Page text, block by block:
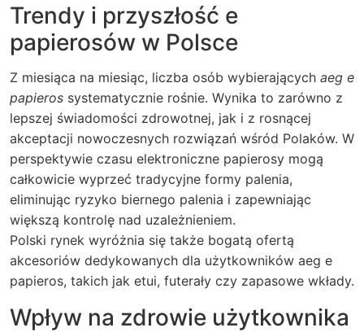
Trendy i przyszłość e
papierosów w Polsce
Z miesiąca na miesiąc, liczba osób wybierających aeg e
papieros systematycznie rośnie. Wynika to zarówno z
lepszej świadomości zdrowotnej, jak i z rosnącej
akceptacji nowoczesnych rozwiązań wśród Polaków. W
perspektywie czasu elektroniczne papierosy mogą
całkowicie wyprzeć tradycyjne formy palenia,
eliminując ryzyko biernego palenia i zapewniając
większą kontrolę nad uzależnieniem.
Polski rynek wyróżnia się także bogatą ofertą
akcesoriów dedykowanych dla użytkowników aeg e
papieros, takich jak etui, futerały czy zapasowe wkłady.
Wpływ na zdrowie użytkownika